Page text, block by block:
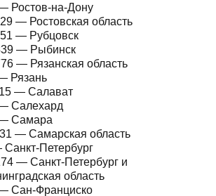
Ростов-на-Дону
— Ростовская область
— Рубцовск
— Рыбинск
— Рязанская область
Рязань
— Салават
Салехард
Самара
— Самарская область
Петербург
— Санкт-Петербург и
область
Сан-Франциско